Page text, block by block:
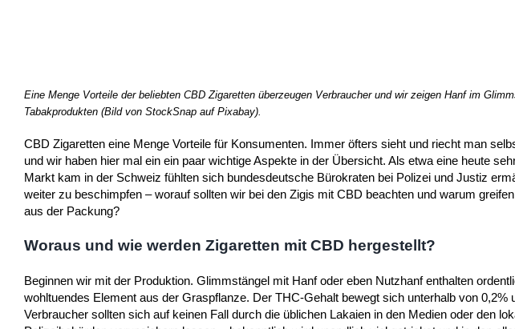
Eine Menge Vorteile der beliebten CBD Zigaretten überzeugen Verbraucher und wir zeigen Hanf im
Tabakprodukten (Bild von StockSnap auf Pixabay).
CBD Zigaretten eine Menge Vorteile für Konsumenten. Immer öfters sieht und riecht man
und wir haben hier mal ein ein paar wichtige Aspekte in der Übersicht. Als etwa eine heute
Markt kam in der Schweiz fühlten sich bundesdeutsche Bürokraten bei Polizei und Justiz
weiter zu beschimpfen – worauf sollten wir bei den Zigis mit CBD beachten und warum
aus der Packung?
Woraus und wie werden Zigaretten mit CBD hergestellt?
Beginnen wir mit der Produktion. Glimmstängel mit Hanf oder eben Nutzhanf enthalten
wohltuendes Element aus der Graspflanze. Der THC-Gehalt bewegt sich unterhalb von 0,2%
Verbraucher sollten sich auf keinen Fall durch die üblichen Lakaien in den Medien oder den